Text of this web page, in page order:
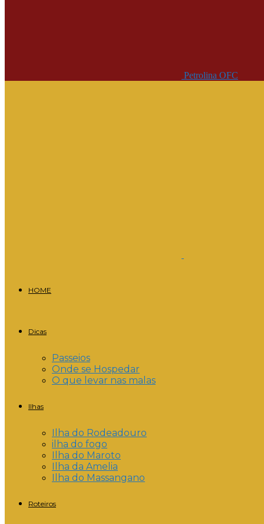
Petrolina OFC
HOME
Dicas
Passeios
Onde se Hospedar
O que levar nas malas
Ilhas
Ilha do Rodeadouro
ilha do fogo
Ilha do Maroto
Ilha da Amelia
Ilha do Massangano
Roteiros